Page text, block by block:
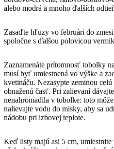
alebo modrá a mnoho ďalších
Zasaďte hľuzy vo februári do
spoločne s ďalšou polovicou
Zaznamenáte prítomnosť tobolky
musí byť umiestnená vo výške a
kvetináču. Nezasypte zeminou
obnaženú časť. Pri zalievaní
nenahromadila v tobolke: toto
nalievajte vodu do misky, aby sa
nádobu pri izbovej teplote.
Keď listy majú asi 5 cm,